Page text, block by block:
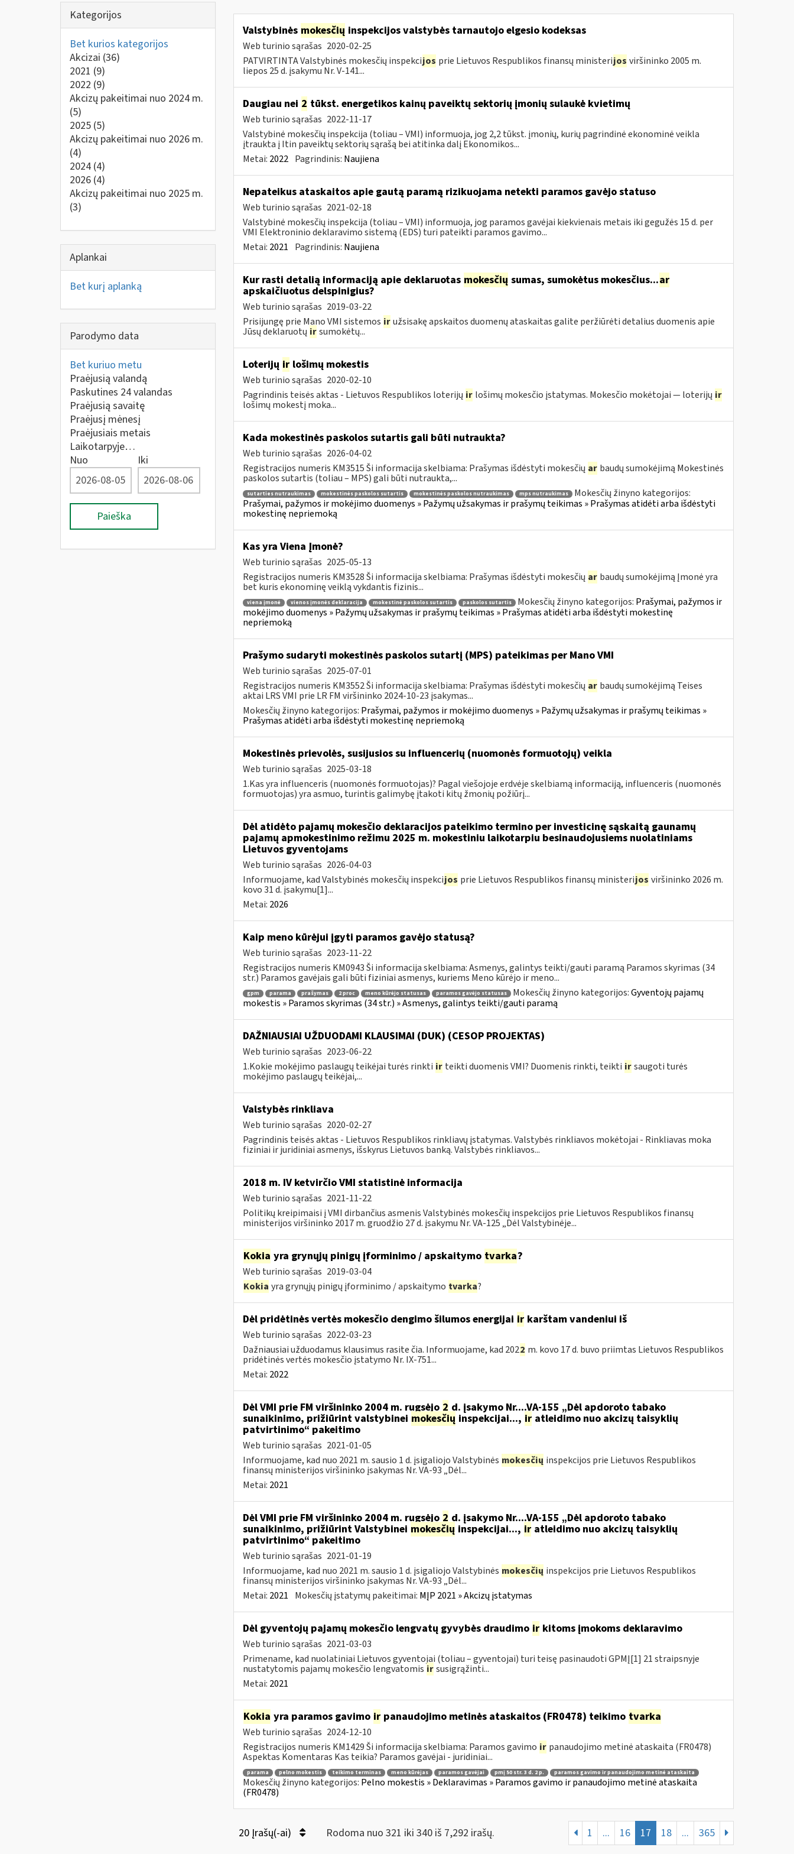
Kategorijos
Bet kurios kategorijos
Akcizai (36)
2021 (9)
2022 (9)
Akcizų pakeitimai nuo 2024 m.
(5)
2025 (5)
Akcizų pakeitimai nuo 2026 m.
(4)
2024 (4)
2026 (4)
Akcizų pakeitimai nuo 2025 m.
(3)
Aplankai
Bet kurį aplanką
Parodymo data
Bet kuriuo metu
Praėjusią valandą
Paskutines 24 valandas
Praėjusią savaitę
Praėjusį mėnesį
Praėjusiais metais
Laikotarpyje…
Nuo
Iki
Paieška
Valstybinės mokesčių inspekcijos valstybės tarnautojo elgesio kodeksas
Web turinio sąrašas 2020-02-25
PATVIRTINTA Valstybinės mokesčių inspekcijos prie Lietuvos Respublikos finansų ministerijos viršininko 2005 m.
liepos 25 d. įsakymu Nr. V-141...
Daugiau nei 2 tūkst. energetikos kainų paveiktų sektorių įmonių sulaukė kvietimų
Web turinio sąrašas 2022-11-17
Valstybinė mokesčių inspekcija (toliau – VMI) informuoja, jog 2,2 tūkst. įmonių, kurių pagrindinė ekonominė veikla
įtraukta į Itin paveiktų sektorių sąrašą bei atitinka dalį Ekonomikos...
Metai: 2022 Pagrindinis: Naujiena
Nepateikus ataskaitos apie gautą paramą rizikuojama netekti paramos gavėjo statuso
Web turinio sąrašas 2021-02-18
Valstybinė mokesčių inspekcija (toliau – VMI) informuoja, jog paramos gavėjai kiekvienais metais iki gegužės 15 d. per
VMI Elektroninio deklaravimo sistemą (EDS) turi pateikti paramos gavimo...
Metai: 2021 Pagrindinis: Naujiena
Kur rasti detalią informaciją apie deklaruotas mokesčių sumas, sumokėtus mokesčius...ar
apskaičiuotus delspinigius?
Web turinio sąrašas 2019-03-22
Prisijungę prie Mano VMI sistemos ir užsisakę apskaitos duomenų ataskaitas galite peržiūrėti detalius duomenis apie
Jūsų deklaruotų ir sumokėtų...
Loterijų irlošimų mokestis
Web turinio sąrašas 2020-02-10
Pagrindinis teisės aktas - Lietuvos Respublikos loterijų ir lošimų mokesčio įstatymas. Mokesčio mokėtojai — loterijų ir
lošimų mokestį moka...
Kada mokestinės paskolos sutartis gali būti nutraukta?
Web turinio sąrašas 2026-04-02
Registracijos numeris KM3515 Ši informacija skelbiama: Prašymas išdėstyti mokesčių ar baudų sumokėjimą Mokestinės
paskolos sutartis (toliau – MPS) gali būti nutraukta,...
sutarties nutraukimas mokestinės paskolos sutartis mokestinės paskolos nutraukimas mps nutraukimas
Mokesčių žinyno kategorijos:
Prašymai, pažymos ir mokėjimo duomenys » Pažymų užsakymas ir prašymų teikimas » Prašymas atidėti arba išdėstyti
mokestinę nepriemoką
Kas yra Viena Įmonė?
Web turinio sąrašas 2025-05-13
Registracijos numeris KM3528 Ši informacija skelbiama: Prašymas išdėstyti mokesčių ar baudų sumokėjimą Įmonė yra
bet kuris ekonominę veiklą vykdantis fizinis...
viena įmonė vienos įmonės deklaracija mokestinė paskolos sutartis paskolos sutartis Mokesčių žinyno kategorijos: Prašymai, pažymos ir
mokėjimo duomenys » Pažymų užsakymas ir prašymų teikimas » Prašymas atidėti arba išdėstyti mokestinę
nepriemoką
Prašymo sudaryti mokestinės paskolos sutartį (MPS) pateikimas per Mano VMI
Web turinio sąrašas 2025-07-01
Registracijos numeris KM3552 Ši informacija skelbiama: Prašymas išdėstyti mokesčių ar baudų sumokėjimą Teises
aktai LRS VMI prie LR FM viršininko 2024-10-23 įsakymas...
Mokesčių žinyno kategorijos: Prašymai, pažymos ir mokėjimo duomenys » Pažymų užsakymas ir prašymų teikimas »
Prašymas atidėti arba išdėstyti mokestinę nepriemoką
Mokestinės prievolės, susijusios su influencerių (nuomonės formuotojų) veikla
Web turinio sąrašas 2025-03-18
1.Kas yra influenceris (nuomonės formuotojas)? Pagal viešojoje erdvėje skelbiamą informaciją, influenceris (nuomonės
formuotojas) yra asmuo, turintis galimybę įtakoti kitų žmonių požiūrį...
Dėl atidėto pajamų mokesčio deklaracijos pateikimo termino per investicinę sąskaitą gaunamų
pajamų apmokestinimo režimu 2025 m. mokestiniu laikotarpiu besinaudojusiems nuolatiniams
Lietuvos gyventojams
Web turinio sąrašas 2026-04-03
Informuojame, kad Valstybinės mokesčių inspekcijos prie Lietuvos Respublikos finansų ministerijos viršininko 2026 m.
kovo 31 d. įsakymu[1]...
Metai: 2026
Kaip meno kūrėjui įgyti paramos gavėjo statusą?
Web turinio sąrašas 2023-11-22
Registracijos numeris KM0943 Ši informacija skelbiama: Asmenys, galintys teikti/gauti paramą Paramos skyrimas (34
str.) Paramos gavėjais gali būti fiziniai asmenys, kuriems Meno kūrėjo ir meno...
gpm parama prašymas 2 proc meno kūrėjo statusas paramos gavėjo statusas Mokesčių žinyno kategorijos:Gyventojų pajamų
mokestis » Paramos skyrimas (34 str.) » Asmenys, galintys teikti/gauti paramą
DAŽNIAUSIAI UŽDUODAMI KLAUSIMAI (DUK) (CESOP PROJEKTAS)
Web turinio sąrašas 2023-06-22
1.Kokie mokėjimo paslaugų teikėjai turės rinkti ir teikti duomenis VMI? Duomenis rinkti, teikti ir saugoti turės
mokėjimo paslaugų teikėjai,...
Valstybės rinkliava
Web turinio sąrašas 2020-02-27
Pagrindinis teisės aktas - Lietuvos Respublikos rinkliavų įstatymas. Valstybės rinkliavos mokėtojai - Rinkliavas moka
fiziniai ir juridiniai asmenys, išskyrus Lietuvos banką. Valstybės rinkliavos...
2018 m. IV ketvirčio VMI statistinė informacija
Web turinio sąrašas 2021-11-22
Politikų kreipimaisi į VMI dirbančius asmenis Valstybinės mokesčių inspekcijos prie Lietuvos Respublikos finansų
ministerijos viršininko 2017 m. gruodžio 27 d. įsakymu Nr. VA-125 „Dėl Valstybinėje...
Kokia yra grynųjų pinigų įforminimo / apskaitymo tvarka?
Web turinio sąrašas 2019-03-04
Kokia yra grynųjų pinigų įforminimo / apskaitymo tvarka?
Dėl pridėtinės vertės mokesčio dengimo šilumos energijai irkarštam vandeniui iš
Web turinio sąrašas 2022-03-23
Dažniausiai užduodamus klausimus rasite čia. Informuojame, kad 2022 m. kovo 17 d. buvo priimtas Lietuvos Respublikos
pridėtinės vertės mokesčio įstatymo Nr. IX-751...
Metai: 2022
Dėl VMI prie FM viršininko 2004 m. rugsėjo2d. įsakymo Nr....VA-155 „Dėl apdoroto tabako
sunaikinimo, prižiūrint valstybinei mokesčių inspekcijai..., iratleidimo nuo akcizų taisyklių
patvirtinimo“ pakeitimo
Web turinio sąrašas 2021-01-05
Informuojame, kad nuo 2021 m. sausio 1 d. įsigaliojo Valstybinės mokesčių inspekcijos prie Lietuvos Respublikos
finansų ministerijos viršininko įsakymas Nr. VA-93 „Dėl...
Metai: 2021
Dėl VMI prie FM viršininko 2004 m. rugsėjo2d. įsakymo Nr....VA-155 „Dėl apdoroto tabako
sunaikinimo, prižiūrint Valstybinei mokesčių inspekcijai..., iratleidimo nuo akcizų taisyklių
patvirtinimo“ pakeitimo
Web turinio sąrašas 2021-01-19
Informuojame, kad nuo 2021 m. sausio 1 d. įsigaliojo Valstybinės mokesčių inspekcijos prie Lietuvos Respublikos
finansų ministerijos viršininko įsakymas Nr. VA-93 „Dėl...
Metai: 2021 Mokesčių įstatymų pakeitimai: MĮP 2021 » Akcizų įstatymas
Dėl gyventojų pajamų mokesčio lengvatų gyvybės draudimo irkitoms įmokoms deklaravimo
Web turinio sąrašas 2021-03-03
Primename, kad nuolatiniai Lietuvos gyventojai (toliau – gyventojai) turi teisę pasinaudoti GPMĮ[1] 21 straipsnyje
nustatytomis pajamų mokesčio lengvatomis ir susigrąžinti...
Metai: 2021
Kokia yra paramos gavimo irpanaudojimo metinės ataskaitos (FR0478) teikimo tvarka
Web turinio sąrašas 2024-12-10
Registracijos numeris KM1429 Ši informacija skelbiama: Paramos gavimo ir panaudojimo metinė ataskaita (FR0478)
Aspektas Komentaras Kas teikia? Paramos gavėjai - juridiniai...
parama pelno mokestis teikimo terminas meno kūrėjas paramos gavėjai pmį 50 str. 3 d. 2 p. paramos gavimo ir panaudojimo metinė ataskaita
Mokesčių žinyno kategorijos: Pelno mokestis » Deklaravimas » Paramos gavimo ir panaudojimo metinė ataskaita
(FR0478)
20 Įrašų(-ai) Rodoma nuo 321 iki 340 iš 7,292 irašų. 1 ... 16 17 18 ... 365